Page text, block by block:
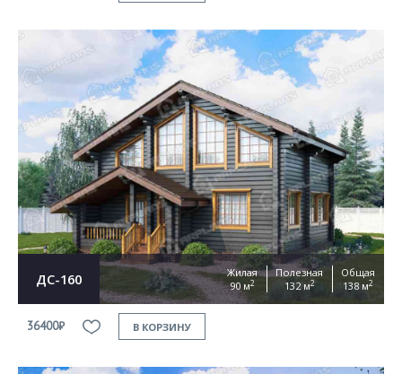
ДС-160
Жилая
90 м2
Полезная
132 м2
Общая
138 м2
36400₽ В КОРЗИНУ